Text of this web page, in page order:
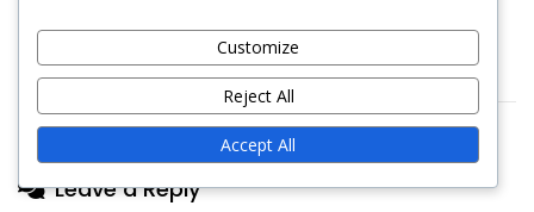
navigation
Μέγιστη αξιοποίηση ανταμοιβών, Εμπλοκή
Leave a Reply
Customize
Reject All
Accept All